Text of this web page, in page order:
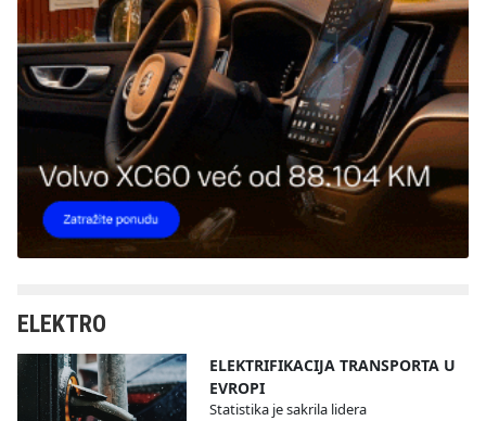
ELEKTRO
ELEKTRIFIKACIJA TRANSPORTA U
EVROPI
Statistika je sakrila lidera